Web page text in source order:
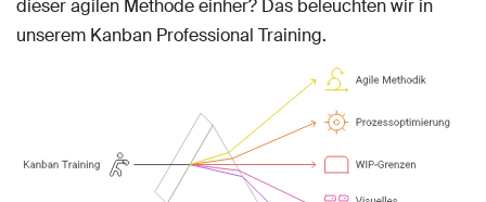
dieser agilen Methode einher? Das beleuchten wir in
unserem Kanban Professional Training.